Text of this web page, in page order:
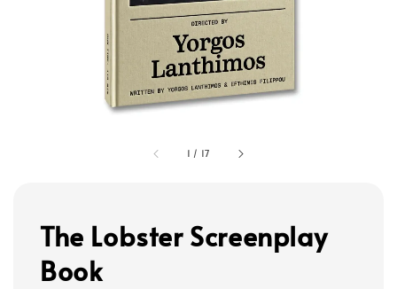
1 / 17
The Lobster Screenplay
Book